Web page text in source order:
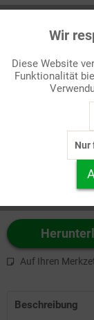
Passende
Hintergrund
z.B. Farbe-
Auf Ihren
Beschreibung
Funktionale
Marketing
Service
Wir
Diese Website
Funktionalität
Nur